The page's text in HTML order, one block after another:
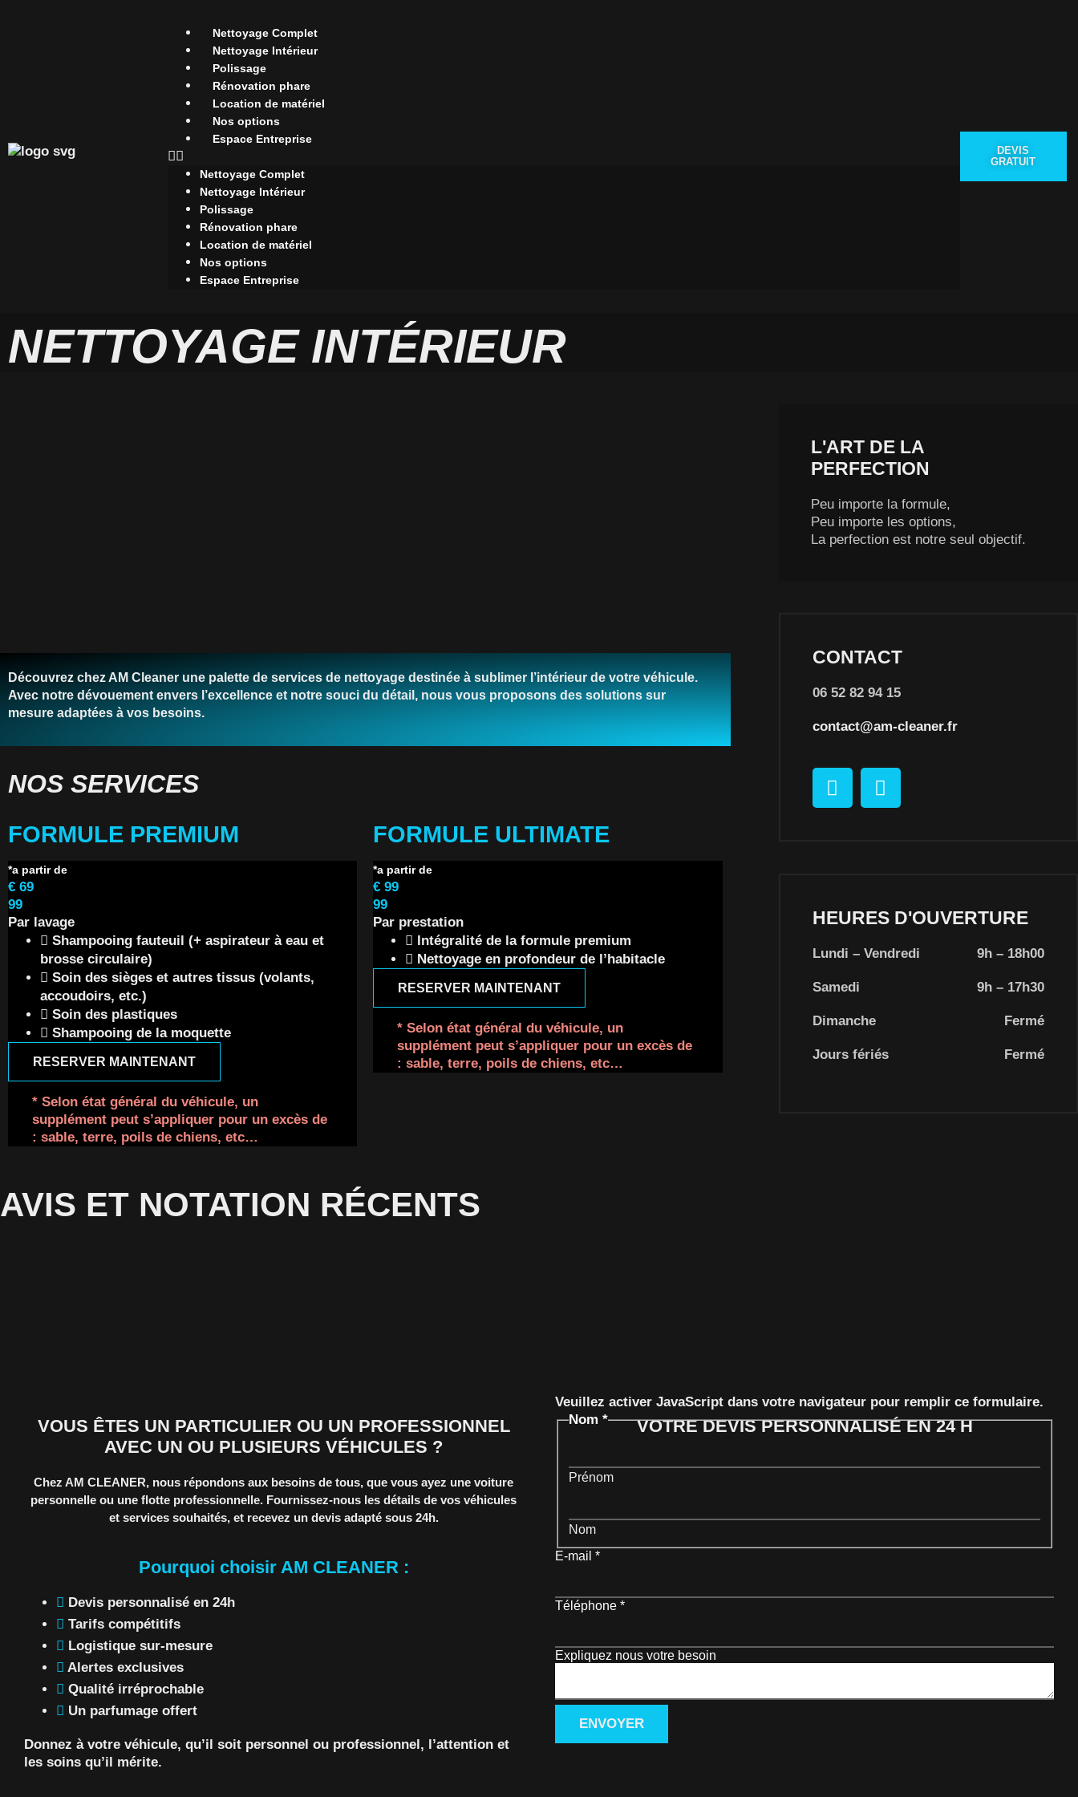
Nettoyage Complet
Nettoyage Intérieur
Polissage
Rénovation phare
Location de matériel
Nos options
Espace Entreprise
Nettoyage Complet
Nettoyage Intérieur
Polissage
Rénovation phare
Location de matériel
Nos options
Espace Entreprise
DEVIS
GRATUIT
NETTOYAGE INTÉRIEUR
Découvrez chez AM Cleaner une palette de services de nettoyage destinée à sublimer l’intérieur de votre véhicule.
Avec notre dévouement envers l’excellence et notre souci du détail, nous vous proposons des solutions sur
mesure adaptées à vos besoins.
NOS SERVICES
FORMULE PREMIUM
€ 69
99
Par lavage
Shampooing fauteuil (+ aspirateur à eau et
brosse circulaire)
Soin des sièges et autres tissus (volants,
accoudoirs, etc.)
Soin des plastiques
Shampooing de la moquette
RESERVER MAINTENANT
* Selon état général du véhicule, un
supplément peut s’appliquer pour un excès de
: sable, terre, poils de chiens, etc…
FORMULE ULTIMATE
€ 99
99
Par prestation
Intégralité de la formule premium
Nettoyage en profondeur de l’habitacle
RESERVER MAINTENANT
* Selon état général du véhicule, un
supplément peut s’appliquer pour un excès de
: sable, terre, poils de chiens, etc…
L'ART DE LA
PERFECTION
Peu importe la formule,
Peu importe les options,
La perfection est notre seul objectif.
CONTACT
06 52 82 94 15
contact@am-cleaner.fr
HEURES D'OUVERTURE
Lundi – Vendredi 9h – 18h00
Samedi 9h – 17h30
Dimanche Fermé
Jours fériés Fermé
AVIS ET NOTATION RÉCENTS
VOUS ÊTES UN PARTICULIER OU UN PROFESSIONNEL
AVEC UN OU PLUSIEURS VÉHICULES ?
Chez AM CLEANER, nous répondons aux besoins de tous, que vous ayez une voiture
personnelle ou une flotte professionnelle. Fournissez-nous les détails de vos véhicules
et services souhaités, et recevez un devis adapté sous 24h.
Pourquoi choisir AM CLEANER :
Devis personnalisé en 24h
Tarifs compétitifs
Logistique sur-mesure
Alertes exclusives
Qualité irréprochable
Un parfumage offert
Donnez à votre véhicule, qu’il soit personnel ou professionnel, l’attention et
les soins qu’il mérite.
VOTRE DEVIS PERSONNALISÉ EN 24 H
Veuillez activer JavaScript dans votre navigateur pour remplir ce formulaire.
Nom *
Prénom
Nom
E-mail *
Téléphone *
Expliquez nous votre besoin
ENVOYER